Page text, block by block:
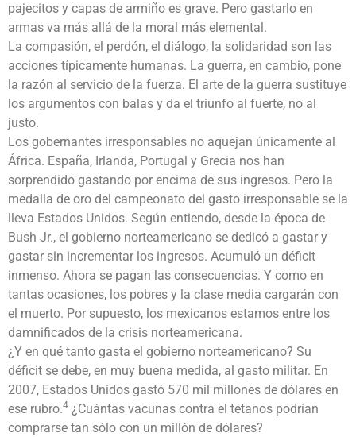
pajecitos y capas de armiño es grave. Pero gastarlo en
armas va más allá de la moral más elemental.
La compasión, el perdón, el diálogo, la solidaridad son las
acciones típicamente humanas. La guerra, en cambio, pone
la razón al servicio de la fuerza. El arte de la guerra sustituye
los argumentos con balas y da el triunfo al fuerte, no al
justo.
Los gobernantes irresponsables no aquejan únicamente al
África. España, Irlanda, Portugal y Grecia nos han
sorprendido gastando por encima de sus ingresos. Pero la
medalla de oro del campeonato del gasto irresponsable se la
lleva Estados Unidos. Según entiendo, desde la época de
Bush Jr., el gobierno norteamericano se dedicó a gastar y
gastar sin incrementar los ingresos. Acumuló un déficit
inmenso. Ahora se pagan las consecuencias. Y como en
tantas ocasiones, los pobres y la clase media cargarán con
el muerto. Por supuesto, los mexicanos estamos entre los
damnificados de la crisis norteamericana.
¿Y en qué tanto gasta el gobierno norteamericano? Su
déficit se debe, en muy buena medida, al gasto militar. En
2007, Estados Unidos gastó 570 mil millones de dólares en
ese rubro.4 ¿Cuántas vacunas contra el tétanos podrían
comprarse tan sólo con un millón de dólares?